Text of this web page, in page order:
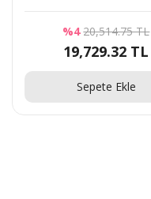
%4 20,514.75 TL
19,729.32 TL
Sepete Ekle